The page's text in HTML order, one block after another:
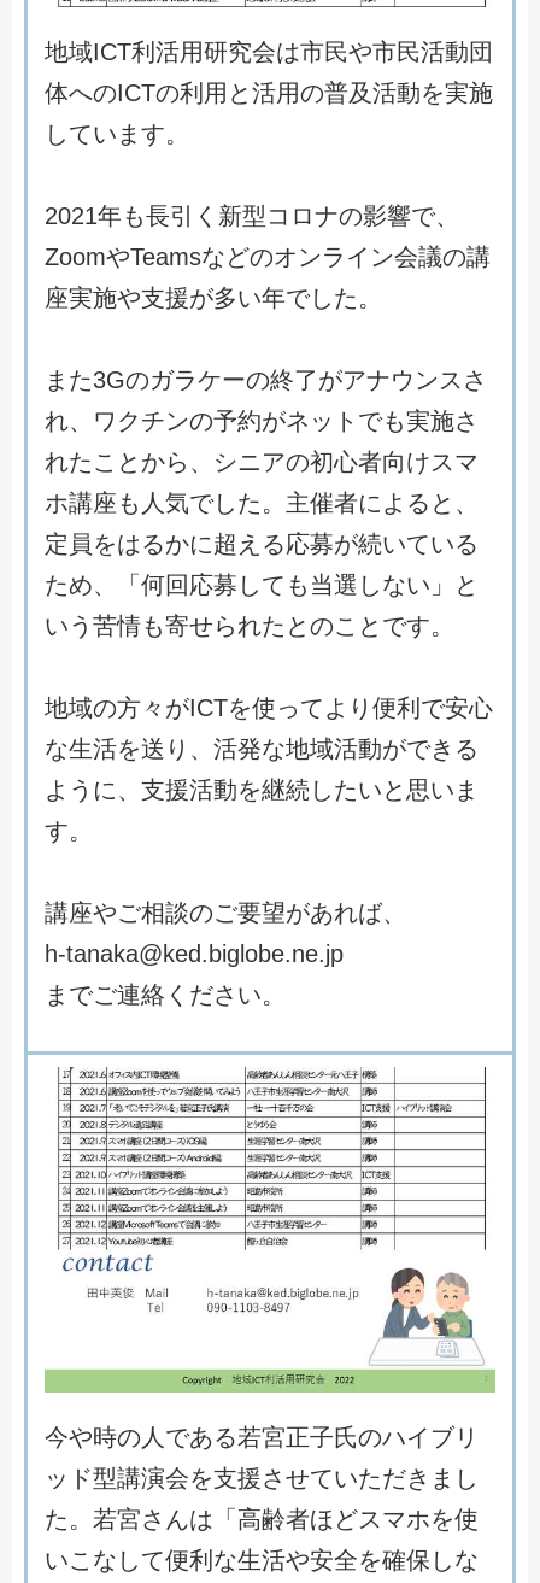
地域ICT利 活用研究会は市民や市民活動団
体へのICTの利 用 と活用の普及活動を実施
してい ま す。
2021年も長引 く 新型 コ ロナの影響で、
ZoomやTeamsなどのオンラ イ ン会議の講
座実施や支援が多い年でした。
ま た3Gのガラケーの終了がアナウ ンス さ
れ、 ワ クチンの予約がネ ッ ト でも実施さ
れたこ と から 、 シニアの初心者向けスマ
ホ講座も 人気でした。 主催者に よ る と 、
定 員 をはるかに超 え る応募が続いている
ため、 「 何回応募 して も 当選 しない 」
と
いう 苦情も寄せられた とのこ と です。
地域の方々 がICTを使って よ り 便利 で安心
な生活を送 り 、 活発な地域活動ができ る
よ う に、 支援活動を継続 したいと 思い ま
す。
講座やご相談のご要望があれば、
h-tanaka@ked. big obe.ne.jp
ま でご連絡 く ださ い。
今や時の 人 である若宮正子氏のハイブリ
ッ ド型講演会を支援させていただき ま し
た。 若宮さ んは 「 高齢者ほ どスマホを使
いこ な して便利 な生活や安全を確保 しな